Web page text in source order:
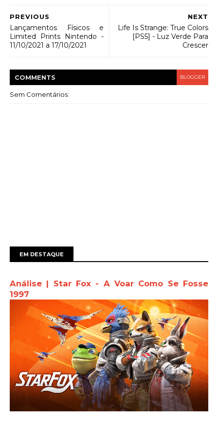
NEXT
Life Is Strange: True Colors
[PS5] - Luz Verde Para
Crescer
PREVIOUS
Lançamentos Físicos e
Limited Prints Nintendo -
11/10/2021 a 17/10/2021
COMMENTS BLOGGER
Sem Comentários:
EM DESTAQUE
Análise | Star Fox - A Voar Como Se Fosse
1997